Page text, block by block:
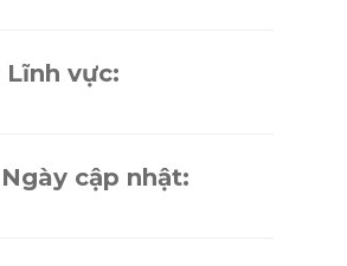
Lĩnh vực:
Ngày cập nhật: